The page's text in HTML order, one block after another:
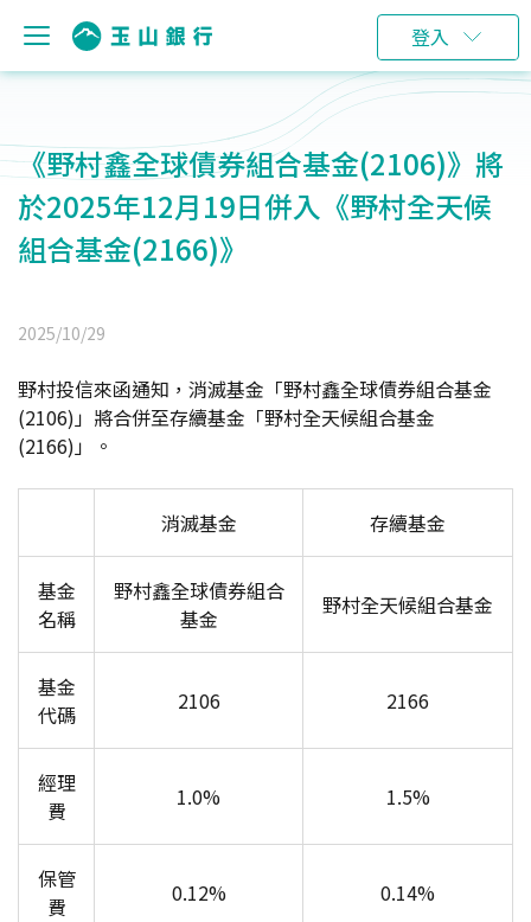
登入
《野村鑫全球債券組合基金(2106)》將
於2025年12月19日併入《野村全天候
組合基金(2166)》
2025/10/29
野村投信來函通知，消滅基金「野村鑫全球債券組合基金
(2106)」將合併至存續基金「野村全天候組合基金
(2166)」。
消滅基金 存續基金
基金
名稱
野村鑫全球債券組合
基金
野村全天候組合基金
基金
代碼
2106 2166
經理
費
1.0% 1.5%
保管
費
0.12% 0.14%